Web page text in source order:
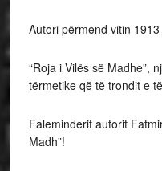
Autori përmend vitin
“Roja i Vilës së Madhe”,
tërmetike që të trondit e
Faleminderit autorit
Madh”!